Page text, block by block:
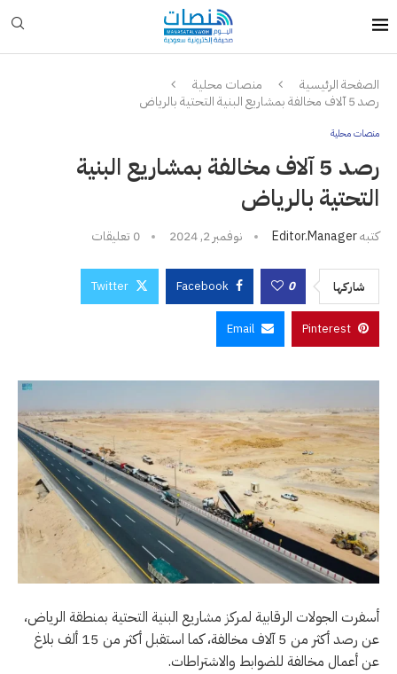
الصفحة الرئيسية
منصات محلية
رصد 5 آلاف مخالفة بمشاريع البنية التحتية بالرياض
منصات محلية
رصد 5 آلاف مخالفة بمشاريع البنية
التحتية بالرياض
كتبهEditor.manager نوفمبر 2, 2024 0 تعليقات
شاركها 0
Facebook
Twitter
Pinterest
Email
أسفرت الجولات الرقابية لمركز مشاريع البنية التحتية بمنطقة الرياض،
عن رصد أكثر من 5 آلاف مخالفة، كما استقبل أكثر من 15 ألف بلاغ
عن أعمال مخالفة للضوابط والاشتراطات.